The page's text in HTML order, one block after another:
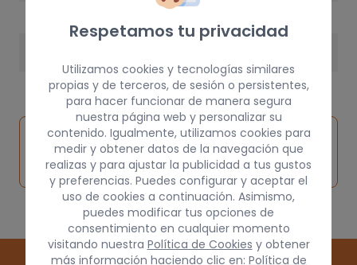
5 kg
Inspeccionar
vehículo de
origen
Solicitar
pieza
Consultar
por
Respetamos tu privacidad
Utilizamos cookies y tecnologías similares
propias y de terceros, de sesión o persistentes,
para hacer funcionar de manera segura
nuestra página web y personalizar su
contenido. Igualmente, utilizamos cookies para
medir y obtener datos de la navegación que
realizas y para ajustar la publicidad a tus gustos
y preferencias. Puedes configurar y aceptar el
uso de cookies a continuación. Asimismo,
puedes modificar tus opciones de
consentimiento en cualquier momento
visitando nuestra Política de Cookies y obtener
más información haciendo clic en: Política de